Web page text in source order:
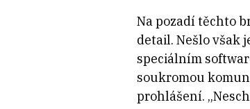
Na pozadí těchto
detail. Nešlo však
speciálním
soukromou
prohlášení.